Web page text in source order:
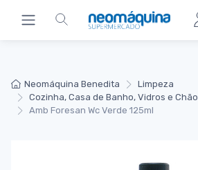
Neomáquina Benedita
Limpeza
Cozinha, Casa de Banho, Vidros e Chão
Amb Foresan Wc Verde 125ml